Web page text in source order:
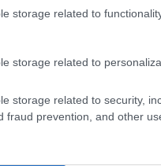
storage related to
storage related to
storage related to security,
fraud prevention, and other
strutturati. Questo
La superapp
di “incastonare”
sistemi documentali
e caching